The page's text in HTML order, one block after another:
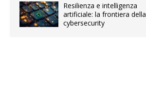
Resilienza e intelligenza
artificiale: la frontiera della
cybersecurity